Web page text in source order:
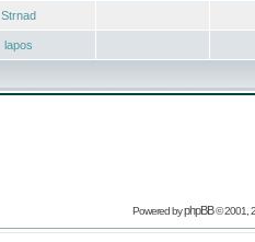
Strnad
lapos
Powered byphpBB© 2001,